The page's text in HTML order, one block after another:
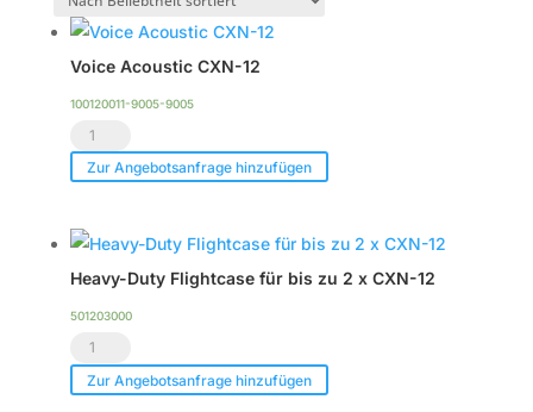
Voice Acoustic CXN-12
100120011-9005-9005
Voice
Acoustic
12
Menge
Zur Angebotsanfrage hinzufügen
Heavy-Duty Flightcase für bis zu 2 x CXN-12
501203000
Heavy-
Duty
Zur Angebotsanfrage hinzufügen